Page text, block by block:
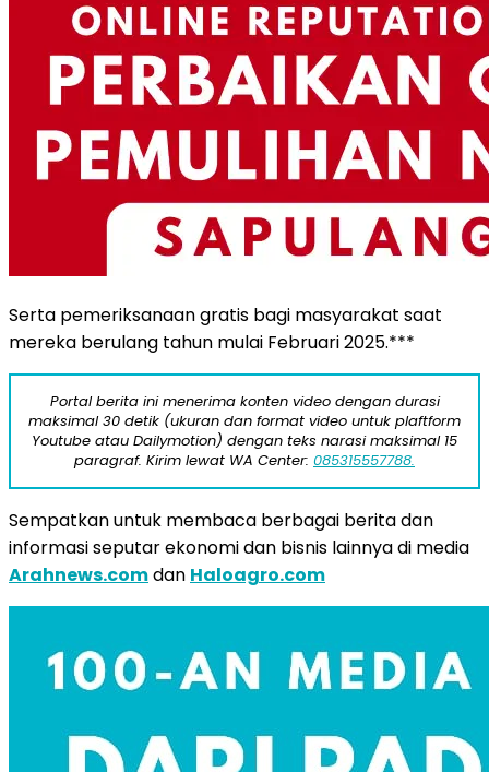
Serta pemeriksanaan gratis bagi masyarakat saat
mereka berulang tahun mulai Februari 2025.***
Portal berita ini menerima konten video dengan durasi
maksimal 30 detik (ukuran dan format video untuk plaftform
Youtube atau Dailymotion) dengan teks narasi maksimal 15
paragraf. Kirim lewat WA Center: 085315557788.
Sempatkan untuk membaca berbagai berita dan
informasi seputar ekonomi dan bisnis lainnya di media
Arahnews.comdan Haloagro.com